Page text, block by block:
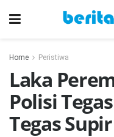
Home Peristiwa
Laka
Polisi
Tegas